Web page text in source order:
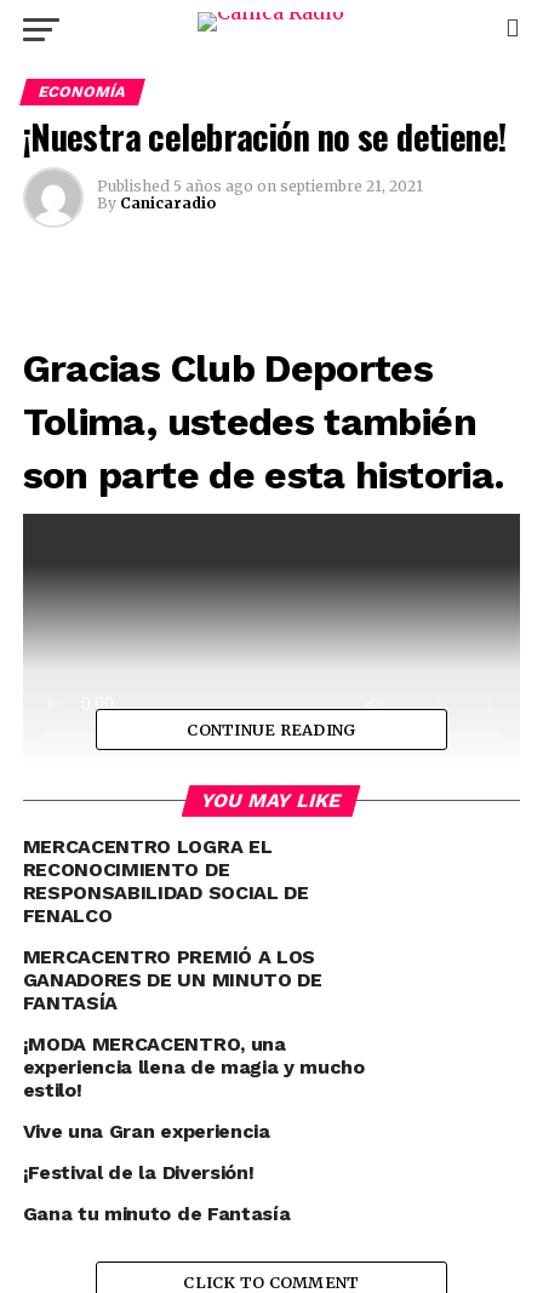
ECONOMÍA
¡Nuestra celebración no se detiene!
Published 5 años ago on septiembre 21, 2021
By Canicaradio
Gracias Club Deportes
Tolima, ustedes también
son parte de esta historia.
#Mercacentro30Años
#QuédateConLoDeAQUÍ
CONTINUE READING
YOU MAY LIKE
MERCACENTRO LOGRA EL
RECONOCIMIENTO DE
RESPONSABILIDAD SOCIAL DE
FENALCO
MERCACENTRO PREMIÓ A LOS
GANADORES DE UN MINUTO DE
FANTASÍA
¡MODA MERCACENTRO, una
experiencia llena de magia y mucho
estilo!
Vive una Gran experiencia
¡Festival de la Diversión!
Gana tu minuto de Fantasía
CLICK TO COMMENT